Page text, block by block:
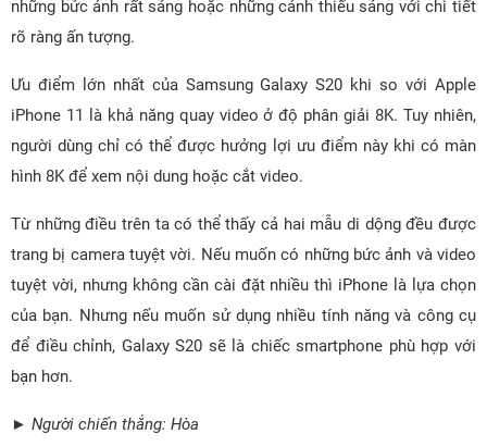
những bức ảnh rất sáng hoặc những cảnh thiếu sáng với chi tiết
rõ ràng ấn tượng.
Ưu điểm lớn nhất của Samsung Galaxy S20 khi so với Apple
iPhone 11 là khả năng quay video ở độ phân giải 8K. Tuy nhiên,
người dùng chỉ có thể được hưởng lợi ưu điểm này khi có màn
hình 8K để xem nội dung hoặc cắt video.
Từ những điều trên ta có thể thấy cả hai mẫu di dộng đều được
trang bị camera tuyệt vời. Nếu muốn có những bức ảnh và video
tuyệt vời, nhưng không cần cài đặt nhiều thì iPhone là lựa chọn
của bạn. Nhưng nếu muốn sử dụng nhiều tính năng và công cụ
để điều chỉnh, Galaxy S20 sẽ là chiếc smartphone phù hợp với
bạn hơn.
► Người chiến thắng: Hòa